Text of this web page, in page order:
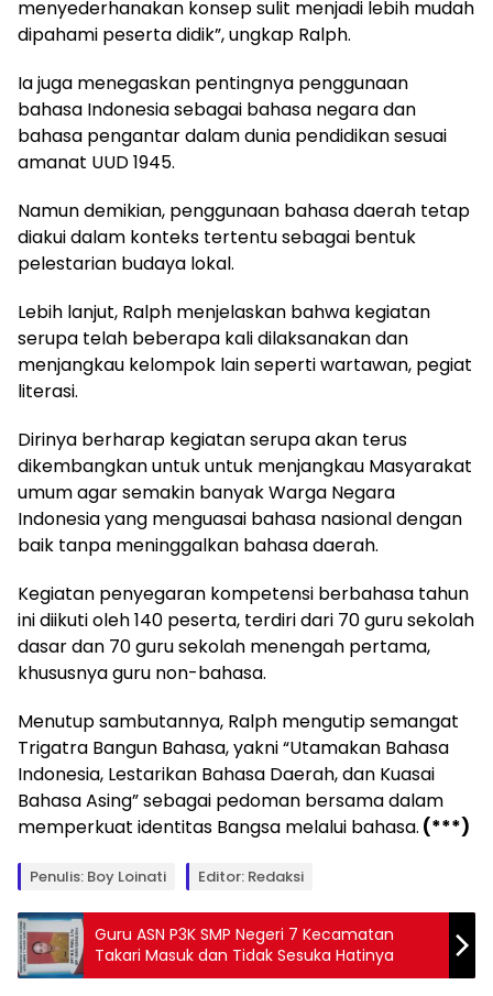
menyederhanakan konsep sulit menjadi lebih mudah
dipahami peserta didik”, ungkap Ralph.
Ia juga menegaskan pentingnya penggunaan
bahasa Indonesia sebagai bahasa negara dan
bahasa pengantar dalam dunia pendidikan sesuai
amanat UUD 1945.
Namun demikian, penggunaan bahasa daerah tetap
diakui dalam konteks tertentu sebagai bentuk
pelestarian budaya lokal.
Lebih lanjut, Ralph menjelaskan bahwa kegiatan
serupa telah beberapa kali dilaksanakan dan
menjangkau kelompok lain seperti wartawan, pegiat
literasi.
Dirinya berharap kegiatan serupa akan terus
dikembangkan untuk untuk menjangkau Masyarakat
umum agar semakin banyak Warga Negara
Indonesia yang menguasai bahasa nasional dengan
baik tanpa meninggalkan bahasa daerah.
Kegiatan penyegaran kompetensi berbahasa tahun
ini diikuti oleh 140 peserta, terdiri dari 70 guru sekolah
dasar dan 70 guru sekolah menengah pertama,
khususnya guru non-bahasa.
Menutup sambutannya, Ralph mengutip semangat
Trigatra Bangun Bahasa, yakni “Utamakan Bahasa
Indonesia, Lestarikan Bahasa Daerah, dan Kuasai
Bahasa Asing” sebagai pedoman bersama dalam
memperkuat identitas Bangsa melalui bahasa. (***)
Penulis: Boy Loinati Editor: Redaksi
Guru ASN P3K SMP Negeri 7 Kecamatan
Takari Masuk dan Tidak Sesuka Hatinya